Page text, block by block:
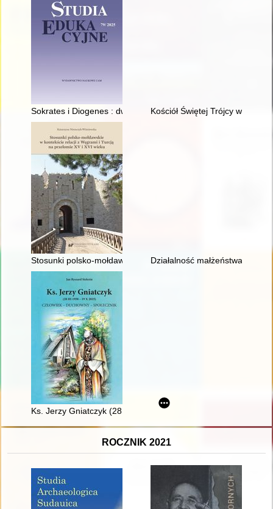
Sokrates i Diogenes : dwie antyczne metody edukacji etycznej
Kościół Świętej Trójcy w Mławie
Stosunki polsko-mołdawskie w kontekście relacji z Węgrami i
Działalność małżeństwa
Ks. Jerzy Gniatczyk (28 III 1950 - 19 X 2015) : człowiek -
ROCZNIK 2021